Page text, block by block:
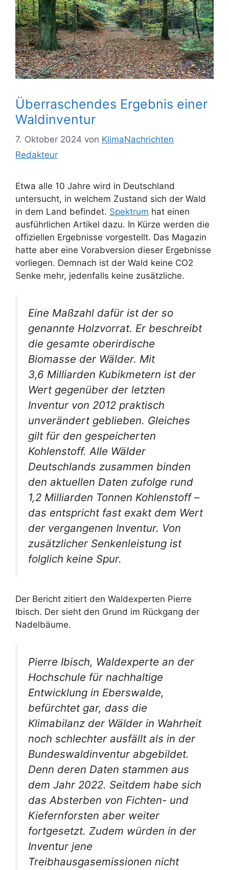
Überraschendes Ergebnis einer
Waldinventur
7. Oktober 2024 von KlimaNachrichten
Redakteur
Etwa alle 10 Jahre wird in Deutschland
untersucht, in welchem Zustand sich der Wald
in dem Land befindet. Spektrum hat einen
ausführlichen Artikel dazu. In Kürze werden die
offiziellen Ergebnisse vorgestellt. Das Magazin
hatte aber eine Vorabversion dieser Ergebnisse
vorliegen. Demnach ist der Wald keine CO2
Senke mehr, jedenfalls keine zusätzliche.
Eine Maßzahl dafür ist der so
genannte Holzvorrat. Er beschreibt
die gesamte oberirdische
Biomasse der Wälder. Mit
3,6 Milliarden Kubikmetern ist der
Wert gegenüber der letzten
Inventur von 2012 praktisch
unverändert geblieben. Gleiches
gilt für den gespeicherten
Kohlenstoff. Alle Wälder
Deutschlands zusammen binden
den aktuellen Daten zufolge rund
1,2 Milliarden Tonnen Kohlenstoff –
das entspricht fast exakt dem Wert
der vergangenen Inventur. Von
zusätzlicher Senkenleistung ist
folglich keine Spur.
Der Bericht zitiert den Waldexperten Pierre
Ibisch. Der sieht den Grund im Rückgang der
Nadelbäume.
Pierre Ibisch, Waldexperte an der
Hochschule für nachhaltige
Entwicklung in Eberswalde,
befürchtet gar, dass die
Klimabilanz der Wälder in Wahrheit
noch schlechter ausfällt als in der
Bundeswaldinventur abgebildet.
Denn deren Daten stammen aus
dem Jahr 2022. Seitdem habe sich
das Absterben von Fichten- und
Kiefernforsten aber weiter
fortgesetzt. Zudem würden in der
Inventur jene
Treibhausgasemissionen nicht